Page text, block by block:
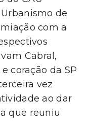
de
com a
Cabral,
coração da SP
vez
ao dar
que reuniu